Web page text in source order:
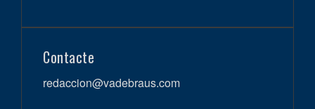
Contacte
redaccion@vadebraus.com